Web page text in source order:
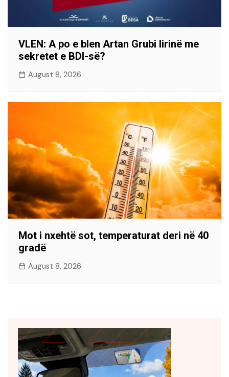
VLEN: A po e blen Artan Grubi lirinë me
sekretet e BDI-së?
August 8, 2026
Mot i nxehtë sot, temperaturat deri në 40
gradë
August 8, 2026